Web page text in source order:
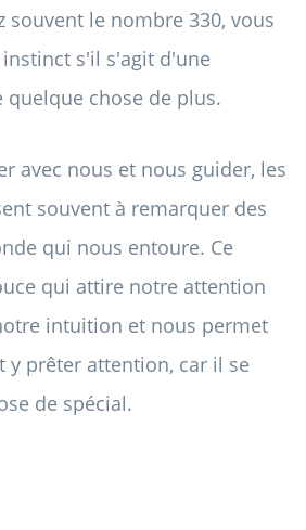
souvent le nombre 330, vous
s'il s'agit d'une
quelque chose de plus.
avec nous et nous guider, les
souvent à remarquer des
qui nous entoure. Ce
qui attire notre attention
intuition et nous permet
y prêter attention, car il se
de spécial.